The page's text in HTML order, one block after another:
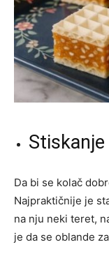
Da bi se kolač
Najpraktičnije je
na nju neki teret,
je da se oblande